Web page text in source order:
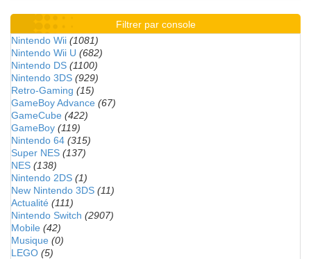
Filtrer par console
Nintendo Wii (1081)
Nintendo Wii U (682)
Nintendo DS (1100)
Nintendo 3DS (929)
Retro-Gaming (15)
GameBoy Advance (67)
GameCube (422)
GameBoy (119)
Nintendo 64 (315)
Super NES (137)
NES (138)
Nintendo 2DS (1)
New Nintendo 3DS (11)
Actualité (111)
Nintendo Switch (2907)
Mobile (42)
Musique (0)
LEGO (5)